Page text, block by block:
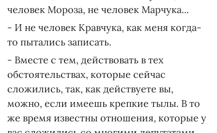
человек Мороза, не человек Марчука...
- И не человек Кравчука, как меня когда-
то пытались записать.
- Вместе с тем, действовать в тех
обстоятельствах, которые сейчас
сложились, так, как действуете вы,
можно, если имеешь крепкие тылы. В то
же время известны отношения, которые у